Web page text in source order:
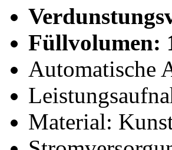
Füllvolumen:
Automatische
Material: